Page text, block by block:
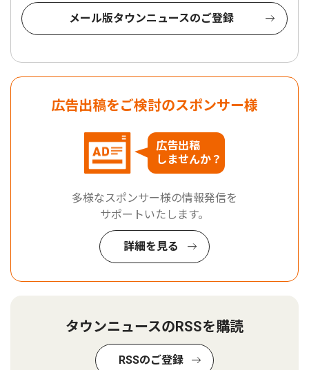
メール版タウンニュースのご登録
広告出稿をご検討のスポンサー様
広告出稿
しませんか？
多様なスポンサー様の情報発信を
サポートいたします。
詳細を見る
タウンニュースのRSSを購読
RSSのご登録